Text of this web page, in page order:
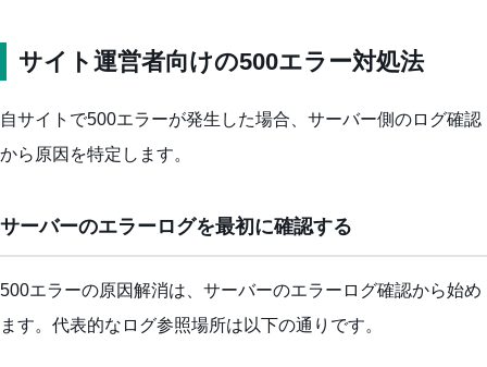
サイト運営者向けの500エラー対処法
自サイトで500エラーが発生した場合、サーバー側のログ確認
から原因を特定します。
サーバーのエラーログを最初に確認する
500エラーの原因解消は、サーバーのエラーログ確認から始め
ます。代表的なログ参照場所は以下の通りです。